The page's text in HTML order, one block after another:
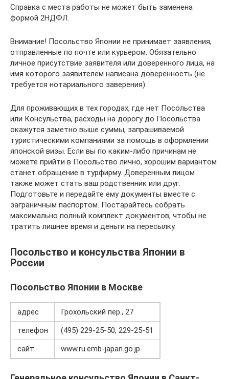
Справка с места работы не может быть заменена
формой 2НДФЛ.
Внимание! Посольство Японии не принимает заявления,
отправленные по почте или курьером. Обязательно
личное присутствие заявителя или доверенного лица, на
имя которого заявителем написана доверенность (не
требуется нотариального заверения).
Для проживающих в тех городах, где нет Посольства
или Консульства, расходы на дорогу до Посольства
окажутся заметно выше суммы, запрашиваемой
туристическими компаниями за помощь в оформлении
японской визы. Если вы по каким-либо причинам не
можете прийти в Посольство лично, хорошим вариантом
станет обращение в турфирму. Доверенным лицом
также может стать ваш родственник или друг.
Подготовьте и передайте ему документы вместе с
заграничным паспортом. Постарайтесь собрать
максимально полный комплект документов, чтобы не
тратить лишнее время и деньги на пересылку.
Посольство и консульства Японии в
России
Посольство Японии в Москве
адрес
Грохольский пер., 27
телефон
(495) 229-25-50, 229-25-51
сайт
www.ru.emb-japan.go.jp